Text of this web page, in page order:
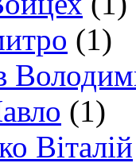
(1)
(1)
Віталій